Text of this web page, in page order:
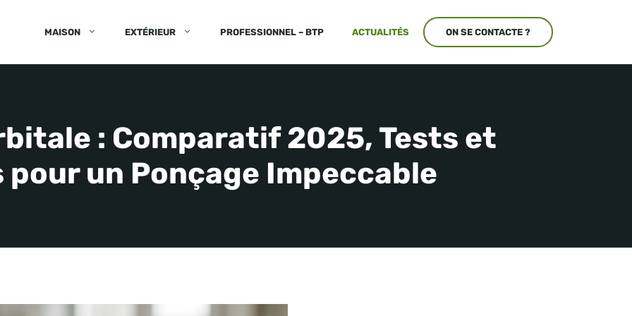
MAISON EXTÉRIEUR PROFESSIONNEL – BTP ACTUALITÉS ON SE CONTACTE ?
: Comparatif 2025, Tests et
pour un Ponçage Impeccable